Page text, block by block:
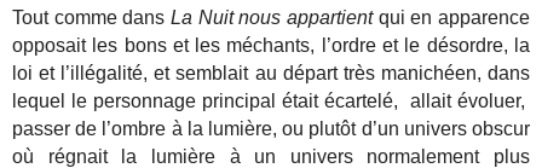
Tout comme dans La Nuit nous appartientqui en apparence
opposait les bons et les méchants, l’ordre et le désordre, la
loi et l’illégalité, et semblait au départ très manichéen, dans
lequel le personnage principal était écartelé, allait évoluer,
passer de l’ombre à la lumière, ou plutôt d’un univers obscur
où régnait la lumière à un univers normalement plus